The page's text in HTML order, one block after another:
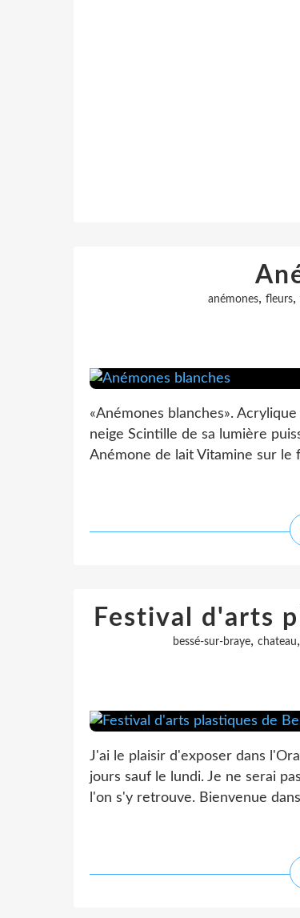
anémones, fleurs,
«Anémones blanches».
neige Scintille de sa lumière
Anémone de lait Vitamine sur le
Festival d'arts
bessé-sur-braye, chateau,
J'ai le plaisir d'exposer dans
jours sauf le lundi. Je ne serai
l'on s'y retrouve. Bienvenue